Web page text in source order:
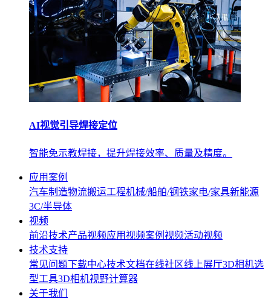
AI视觉引导焊接定位
智能免示教焊接，提升焊接效率、质量及精度。
应用案例
汽车制造物流搬运工程机械/船舶/钢铁家电/家具新能源
3C/半导体
视频
前沿技术产品视频应用视频案例视频活动视频
技术支持
常见问题下载中心技术文档在线社区线上展厅3D相机选
型工具3D相机视野计算器
关于我们